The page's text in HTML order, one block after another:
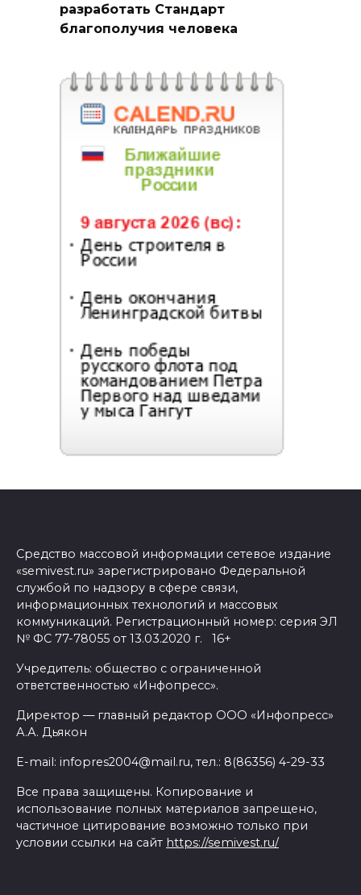
разработать Стандарт
благополучия человека
Средство массовой информации сетевое издание
«semivest.ru» зарегистрировано Федеральной
службой по надзору в сфере связи,
информационных технологий и массовых
коммуникаций. Регистрационный номер: серия ЭЛ
№ ФС 77-78055 от 13.03.2020 г. 16+
Учредитель: общество с ограниченной
ответственностью «Инфопресс».
Директор — главный редактор ООО «Инфопресс»
А.А. Дьякон
E-mail: infopres2004@mail.ru, тел.: 8(86356) 4-29-33
Все права защищены. Копирование и
использование полных материалов запрещено,
частичное цитирование возможно только при
условии ссылки на сайт https://semivest.ru/